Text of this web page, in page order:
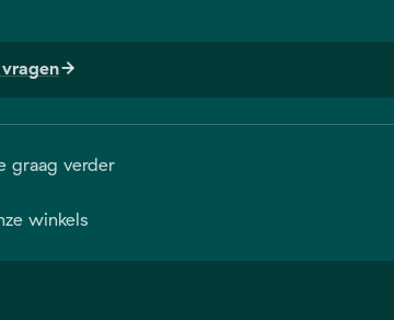
graag verder
winkels